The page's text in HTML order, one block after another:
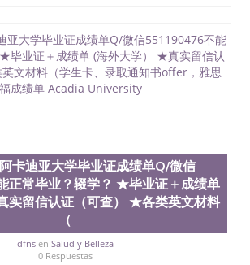
提供本科、硕士及博士学位。学校的
会计学、MBA、财务、教育、建筑工
、护理、文学、音乐、生物学、统计
工程、天文学、农业、环境污染控
工程、生物工程、建筑设计、工商管
、客户提供相关材料，确定客户办理
方案； 2、补充毕业证成绩单等相关
注册申请账号，付定金； 4、预约递
员陪同客户本人一起去留服递交材
果，完成结果书留服直接邮寄给客户
到结果，付余款。 我们对海外大学及
绩单所使用的材料，尺寸大小，防伪
卡迪亚大学毕业证成绩单Q/微信
正常毕业？辍学？ ★毕业证＋成绩单
实留信认证（可查） ★各类英文材料
（
dfnsen Salud y Belleza
0 Respuestas